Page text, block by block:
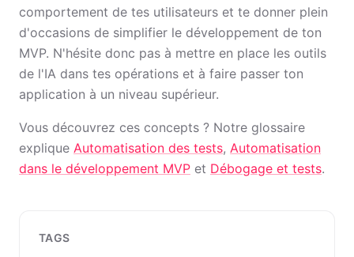
comportement de tes utilisateurs et te donner plein
d'occasions de simplifier le développement de ton
MVP. N'hésite donc pas à mettre en place les outils
de l'IA dans tes opérations et à faire passer ton
application à un niveau supérieur.
Vous découvrez ces concepts ? Notre glossaire
explique Automatisation des tests, Automatisation
dans le développement MVP et Débogage et tests.
TAGS